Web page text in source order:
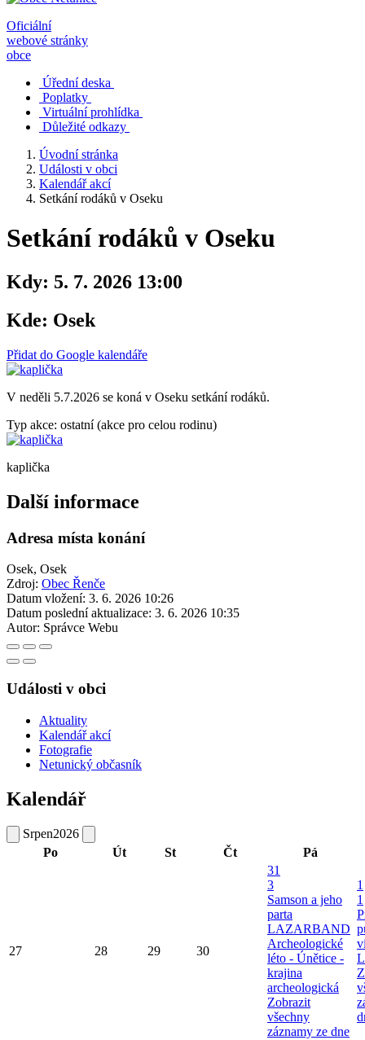
Oficiální
webové stránky
obce
Úřední deska
Poplatky
Virtuální prohlídka
Důležité odkazy
Úvodní stránka
Události v obci
Kalendář akcí
Setkání rodáků v Oseku
Setkání rodáků v Oseku
Kdy: 5. 7. 2026 13:00
Kde: Osek
Přidat do Google kalendáře
V neděli 5.7.2026 se koná v Oseku setkání rodáků.
Typ akce: ostatní (akce pro celou rodinu)
kaplička
Další informace
Adresa místa konání
Osek, Osek
Zdroj: Obec Řenče
Datum vložení: 3. 6. 2026 10:26
Datum poslední aktualizace: 3. 6. 2026 10:35
Autor: Správce Webu
Události v obci
Aktuality
Kalendář akcí
Fotografie
Netunický občasník
Kalendář
Srpen2026
Po
Út St Čt Pá
27 28 29 30
31
3
Samson a jeho
parta
LAZARBAND
Archeologické
léto - Únětice -
krajina
archeologická
Zobrazit
všechny
záznamy ze dne
1
1